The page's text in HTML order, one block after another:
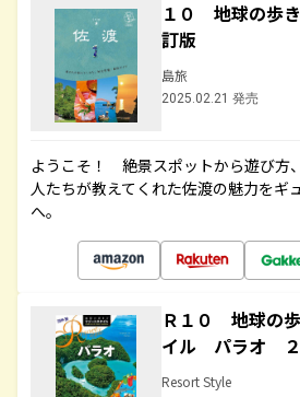
１０ 地球の
訂版
島旅
2025.02.21 発売
ようこそ！ 絶景スポットから遊び方
人たちが教えてくれた佐渡の魅力をギ
へ。
Ｒ１０ 地球の
イル パラオ ２
Resort Style